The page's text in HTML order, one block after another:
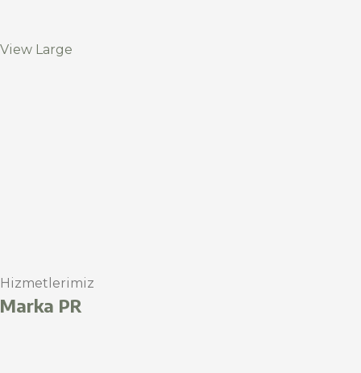
View Large
Hizmetlerimiz
Marka PR